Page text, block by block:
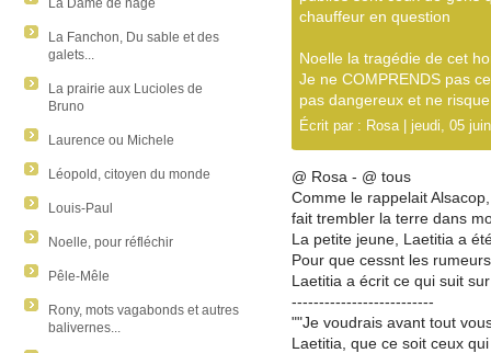
La Dame de nage
La Fanchon, Du sable et des
galets...
La prairie aux Lucioles de
Bruno
Laurence ou Michele
Léopold, citoyen du monde
Louis-Paul
Noelle, pour réfléchir
Pêle-Mêle
Rony, mots vagabonds et autres
balivernes...
chauffeur en question
Noelle la tragédie de cet
Je ne COMPRENDS pas
pas dangereux et ne
Écrit par : Rosa| jeudi, 05
@ Rosa - @ tous
Comme le rappelait
fait trembler la terre dans
La petite jeune, Laetitia a
Pour que cessnt les
Laetitia a écrit ce qui suit
--------------------------
""Je voudrais avant tout
Laetitia, que ce soit ceux